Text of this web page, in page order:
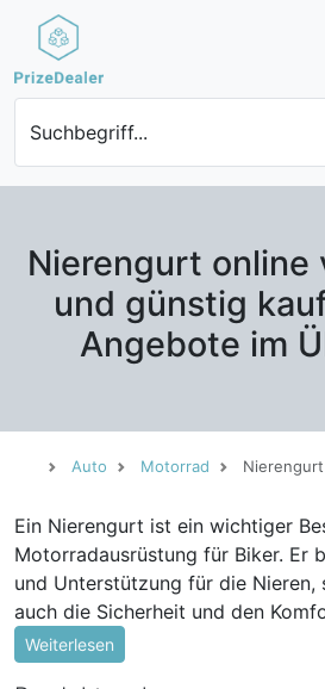
Suchbegriff...
Nierengurt online
und günstig
Angebote im
Auto Motorrad Nierengurt
Ein Nierengurt ist ein wichtiger
Motorradausrüstung für Biker. Er
und Unterstützung für die Nieren,
auch die Sicherheit und den
Fahrens. Ein guter Nierengurt
auf den unteren Rücken und hilft,
Weiterlesen